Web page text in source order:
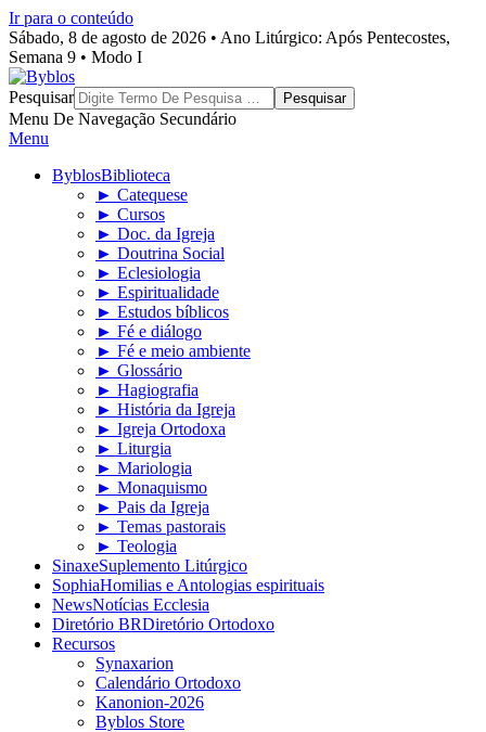
Ir para o conteúdo
Sábado, 8 de agosto de 2026 • Ano Litúrgico: Após Pentecostes,
Semana 9 • Modo I
Byblos
Pesquisar
Menu De Navegação Secundário
Menu
ByblosBiblioteca
► Catequese
► Cursos
► Doc. da Igreja
► Doutrina Social
► Eclesiologia
► Espiritualidade
► Estudos bíblicos
► Fé e diálogo
► Fé e meio ambiente
► Glossário
► Hagiografia
► História da Igreja
► Igreja Ortodoxa
► Liturgia
► Mariologia
► Monaquismo
► Pais da Igreja
► Temas pastorais
► Teologia
SinaxeSuplemento Litúrgico
SophiaHomilias e Antologias espirituais
NewsNotícias Ecclesia
Diretório BRDiretório Ortodoxo
Recursos
Synaxarion
Calendário Ortodoxo
Kanonion-2026
Byblos Store